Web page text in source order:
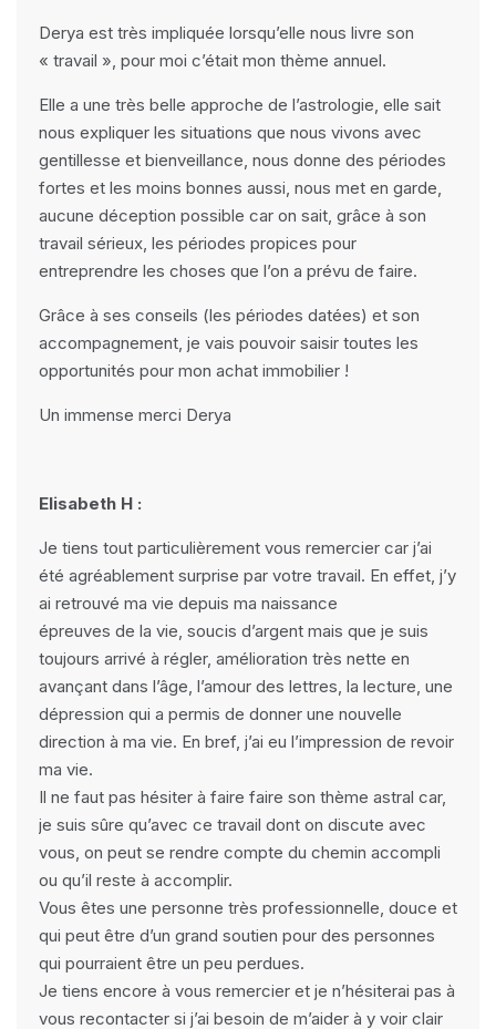
Derya est très impliquée lorsqu’elle nous livre son
« travail », pour moi c’était mon thème annuel.
Elle a une très belle approche de l’astrologie, elle sait
nous expliquer les situations que nous vivons avec
gentillesse et bienveillance, nous donne des périodes
fortes et les moins bonnes aussi, nous met en garde,
aucune déception possible car on sait, grâce à son
travail sérieux, les périodes propices pour
entreprendre les choses que l’on a prévu de faire.
Grâce à ses conseils (les périodes datées) et son
accompagnement, je vais pouvoir saisir toutes les
opportunités pour mon achat immobilier !
Un immense merci Derya
Elisabeth H :
Je tiens tout particulièrement vous remercier car j’ai
été agréablement surprise par votre travail. En effet, j’y
ai retrouvé ma vie depuis ma naissance
épreuves de la vie, soucis d’argent mais que je suis
toujours arrivé à régler, amélioration très nette en
avançant dans l’âge, l’amour des lettres, la lecture, une
dépression qui a permis de donner une nouvelle
direction à ma vie. En bref, j’ai eu l’impression de revoir
ma vie.
Il ne faut pas hésiter à faire faire son thème astral car,
je suis sûre qu’avec ce travail dont on discute avec
vous, on peut se rendre compte du chemin accompli
ou qu’il reste à accomplir.
Vous êtes une personne très professionnelle, douce et
qui peut être d’un grand soutien pour des personnes
qui pourraient être un peu perdues.
Je tiens encore à vous remercier et je n’hésiterai pas à
vous recontacter si j’ai besoin de m’aider à y voir clair